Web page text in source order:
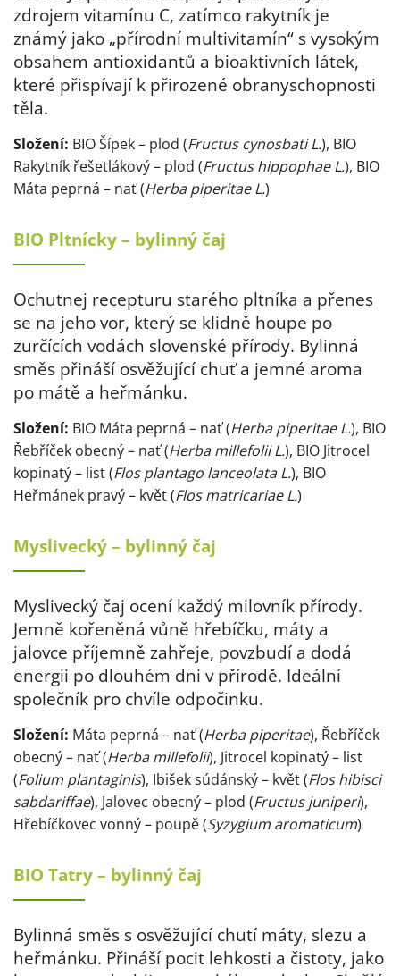
zdrojem vitamínu C, zatímco rakytník je
známý jako „přírodní multivitamín“ s vysokým
obsahem antioxidantů a bioaktivních látek,
které přispívají k přirozené obranyschopnosti
těla.
Složení: BIO Šípek – plod (Fructus cynosbati L.), BIO
Rakytník řešetlákový – plod (Fructus hippophae L.), BIO
Máta peprná – nať (Herba piperitae L.)
BIO Pltnícky – bylinný čaj
Ochutnej recepturu starého pltníka a přenes
se na jeho vor, který se klidně houpe po
zurčících vodách slovenské přírody. Bylinná
směs přináší osvěžující chuť a jemné aroma
po mátě a heřmánku.
Složení: BIO Máta peprná – nať (Herba piperitae L.), BIO
Řebříček obecný – nať (Herba millefolii L.), BIO Jitrocel
kopinatý – list (Flos plantago lanceolata L.), BIO
Heřmánek pravý – květ (Flos matricariae L.)
Myslivecký – bylinný čaj
Myslivecký čaj ocení každý milovník přírody.
Jemně kořeněná vůně hřebíčku, máty a
jalovce příjemně zahřeje, povzbudí a dodá
energii po dlouhém dni v přírodě. Ideální
společník pro chvíle odpočinku.
Složení: Máta peprná – nať (Herba piperitae), Řebříček
obecný – nať (Herba millefolii), Jitrocel kopinatý – list
(Folium plantaginis), Ibišek súdánský – květ (Flos hibisci
sabdariffae), Jalovec obecný – plod (Fructus juniperi),
Hřebíčkovec vonný – poupě (Syzygium aromaticum)
BIO Tatry – bylinný čaj
Bylinná směs s osvěžující chutí máty, slezu a
heřmánku. Přináší pocit lehkosti a čistoty, jako